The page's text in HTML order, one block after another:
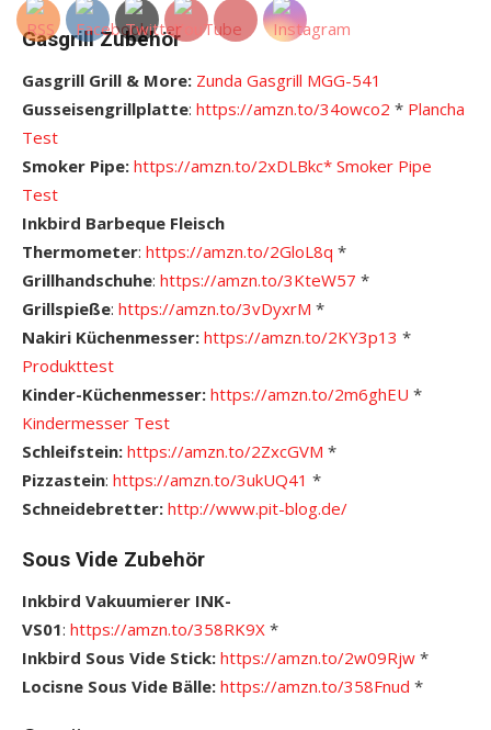
Gasgrill Zubehör
Gasgrill Grill & More: Zunda Gasgrill MGG-541
Gusseisengrillplatte: https://amzn.to/34owco2 * Plancha
Test
Smoker Pipe: https://amzn.to/2xDLBkc* Smoker Pipe
Test
Inkbird Barbeque Fleisch
Thermometer: https://amzn.to/2GloL8q *
Grillhandschuhe: https://amzn.to/3KteW57 *
Grillspieße: https://amzn.to/3vDyxrM *
Nakiri Küchenmesser: https://amzn.to/2KY3p13 *
Produkttest
Kinder-Küchenmesser: https://amzn.to/2m6ghEU *
Kindermesser Test
Schleifstein: https://amzn.to/2ZxcGVM *
Pizzastein: https://amzn.to/3ukUQ41 *
Schneidebretter: http://www.pit-blog.de/
Sous Vide Zubehör
Inkbird Vakuumierer INK-
VS01: https://amzn.to/358RK9X *
Inkbird Sous Vide Stick: https://amzn.to/2w09Rjw *
Locisne Sous Vide Bälle: https://amzn.to/358Fnud *